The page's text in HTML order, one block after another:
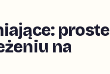
proste
na